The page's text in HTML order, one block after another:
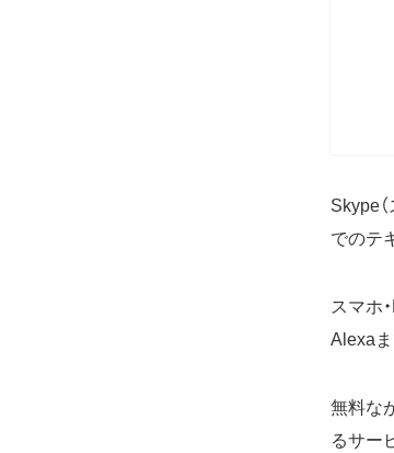
Skype
でのテ
スマホ
Alexaま
無料な
るサー